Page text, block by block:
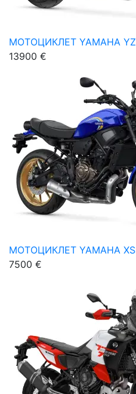
МОТОЦИКЛЕТ YAMAHA
13900 €
МОТОЦИКЛЕТ YAMAHA
7500 €